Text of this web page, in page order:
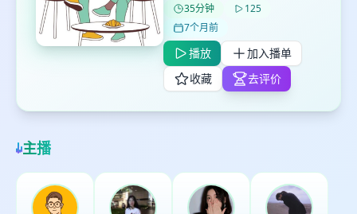
35分钟
125
7个月前
播放
加入播单
收藏
去评价
主播
最长200字
取消 确认删除